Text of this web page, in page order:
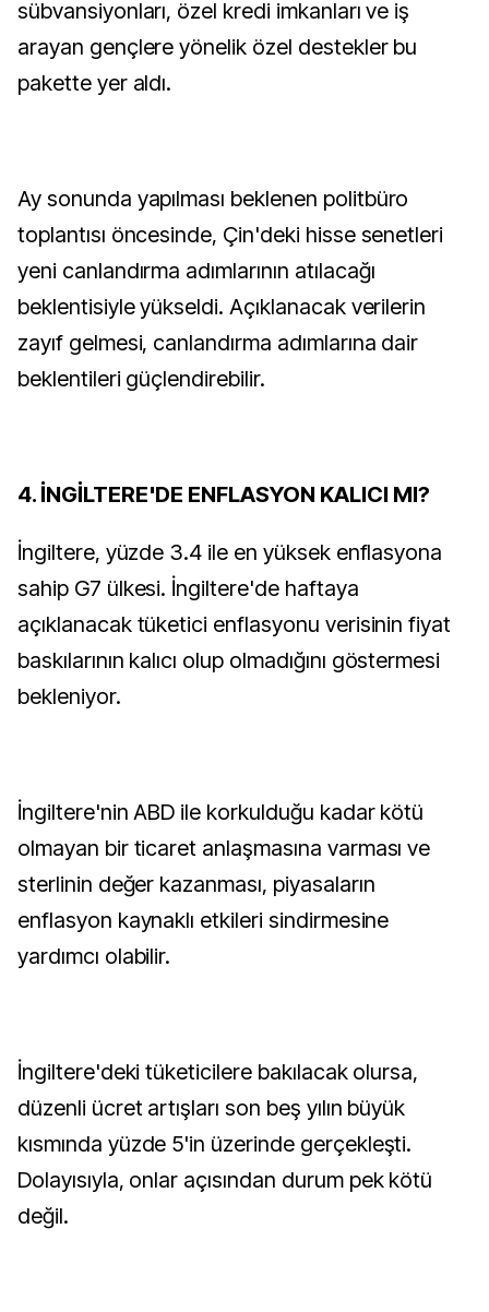
sübvansiyonları, özel kredi imkanları ve iş
arayan gençlere yönelik özel destekler bu
pakette yer aldı.
Ay sonunda yapılması beklenen politbüro
toplantısı öncesinde, Çin'deki hisse senetleri
yeni canlandırma adımlarının atılacağı
beklentisiyle yükseldi. Açıklanacak verilerin
zayıf gelmesi, canlandırma adımlarına dair
beklentileri güçlendirebilir.
4. İNGİLTERE'DE ENFLASYON KALICI MI?
İngiltere, yüzde 3.4 ile en yüksek enflasyona
sahip G7 ülkesi. İngiltere'de haftaya
açıklanacak tüketici enflasyonu verisinin fiyat
baskılarının kalıcı olup olmadığını göstermesi
bekleniyor.
İngiltere'nin ABD ile korkulduğu kadar kötü
olmayan bir ticaret anlaşmasına varması ve
sterlinin değer kazanması, piyasaların
enflasyon kaynaklı etkileri sindirmesine
yardımcı olabilir.
İngiltere'deki tüketicilere bakılacak olursa,
düzenli ücret artışları son beş yılın büyük
kısmında yüzde 5'in üzerinde gerçekleşti.
Dolayısıyla, onlar açısından durum pek kötü
değil.